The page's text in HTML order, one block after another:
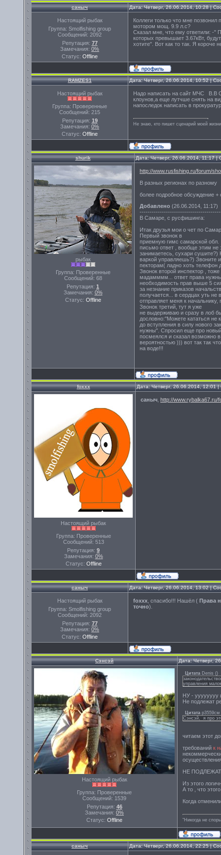
саныч Дата: Четверг, 26.06.2014, 10:28 |
Настоящий рыбак
Группа: Smolfishing group
Сообщений: 2092
Репутация: 77
Замечания: 0%
Статус: Offline
Коллеги только что мне
мотором мощ. 9.9 л.с?
Сказал мне, что ему ответили: -"
которых превышает 3.67кВт,
хотите". Вот как то так. Я короче
RAMZES1 Дата: Четверг, 26.06.2014, 10:52 |
Настоящий рыбак
Группа: Проверенные
Сообщений: 215
Репутация: 19
Замечания: 0%
Статус: Offline
Надо написать на сайт МЧС В.В
клоунов,а еще лутчше снять на
напоследок написать в
Не знаю, кто пишет сценарий моей
shurik Дата: Четверг, 26.06.2014, 11:17
рыбак
Группа: Проверенные
Сообщений: 68
Репутация: 1
Замечания: 0%
Статус: Offline
http://www.rusfishing.ru/forum/
В разных регионах по разному
более подробное обсуждение +
Добавлено (26.06.2014, 11:17)
В Самаре, с русфишинга:
Итак друзья мои о чет по
Первый звонок в
приемную гимс самарской
письмо ответ , вообще этим
занимаетесь, сухари
варкой управляешь?) Звоните
пекторам( ладно хоть телефон
Звонок второй инспектор , тоже
мадамммм... ответ права нужны
необходимость прав выше 5
за незнание приказов
получается... в сердцах уть
отправляет меня к начальнику,
Звонок третий, тут я уже
не выдерживаю и сразу в лоб
дословно:''Можете кататься не
до вступления в силу нового
нужны''. Спросил еще про новый
посмеялся и сказал возможно
вероятностью ))) вот так так
на воде!!!
foxxx Дата: Четверг, 26.06.2014, 12:01
Настоящий рыбак
Группа: Проверенные
Сообщений: 513
Репутация: 9
Замечания: 0%
Статус: Offline
саныч http://www.rybalka67.ru/
саныч Дата: Четверг, 26.06.2014, 13:02 |
Настоящий рыбак
Группа: Smolfishing group
Сообщений: 2092
Репутация: 77
Замечания: 0%
Статус: Offline
foxxx , спасибо!!! Нашёл ( Права
точно).
Сэнсэй Дата: Четверг,
Настоящий рыбак
Группа: Проверенные
Сообщений: 1539
Репутация: 46
Замечания: 0%
Статус: Offline
Цитата Denis ()
управления
НУ - уууууууу
Не подлежат
Цитата р3559см
Сэнсэй, я про
читаем этот
требований к
НЕ
Из этого
А то , что
Когда
"Никогда не
саныч Дата: Четверг, 26.06.2014, 22:25 |